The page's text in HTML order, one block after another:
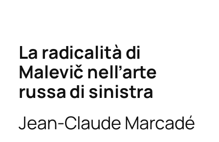
La radicalità di
Malevič nell’arte
russa di sinistra
Jean-Claude Marcadé